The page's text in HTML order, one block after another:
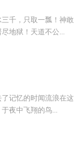
千，只取一瓢！神敢
地狱！天道不公...
记忆的时闻流浪在这
夜中飞翔的鸟...